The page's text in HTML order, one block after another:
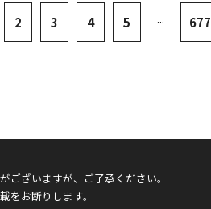
2 3 4 5 ... 677
ざいますが、ご了承ください。
お断りします。